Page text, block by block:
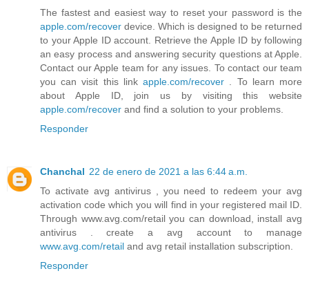
The fastest and easiest way to reset your password is the
apple.com/recover device. Which is designed to be returned
to your Apple ID account. Retrieve the Apple ID by following
an easy process and answering security questions at Apple.
Contact our Apple team for any issues. To contact our team
you can visit this linkapple.com/recover . To learn more
about Apple ID, join us by visiting this website
apple.com/recover and find a solution to your problems.
Responder
Chanchal 22 de enero de 2021 a las 6:44 a.m.
To activate avg antivirus , you need to redeem your avg
activation code which you will find in your registered mail ID.
Through www.avg.com/retail you can download, install avg
antivirus . create a avg account to manage
www.avg.com/retail and avg retail installation subscription.
Responder